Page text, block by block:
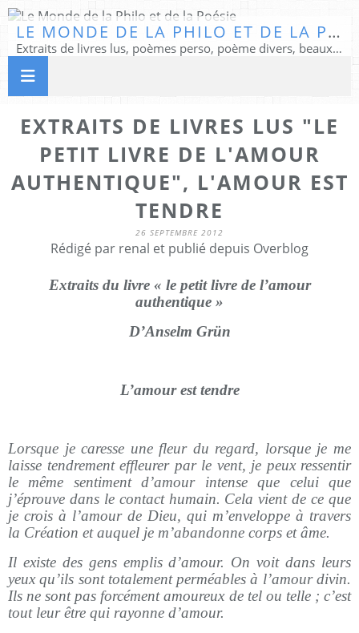
LE MONDE DE LA PHILO ET DE LA POÉSIE
Extraits de livres lus, poèmes perso, poème divers, beaux textes...
EXTRAITS DE LIVRES LUS "LE
PETIT LIVRE DE L'AMOUR
AUTHENTIQUE", L'AMOUR EST
TENDRE
26 SEPTEMBRE 2012
Rédigé par renal et publié depuis Overblog
Extraits du livre « le petit livre de l’amour
authentique »
D’Anselm Grün
L’amour est tendre
Lorsque je caresse une fleur du regard, lorsque je me
laisse tendrement effleurer par le vent, je peux ressentir
le même sentiment d’amour intense que celui que
j’éprouve dans le contact humain. Cela vient de ce que
je crois à l’amour de Dieu, qui m’enveloppe à travers
la Création et auquel je m’abandonne corps et âme.
Il existe des gens emplis d’amour. On voit dans leurs
yeux qu’ils sont totalement perméables à l’amour divin.
Ils ne sont pas forcément amoureux de tel ou telle ; c’est
tout leur être qui rayonne d’amour.